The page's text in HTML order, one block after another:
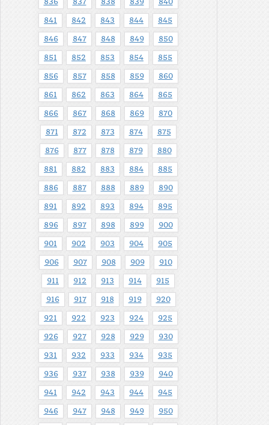
836 837 838 839 840
841 842 843 844 845
846 847 848 849 850
851 852 853 854 855
856 857 858 859 860
861 862 863 864 865
866 867 868 869 870
871 872 873 874 875
876 877 878 879 880
881 882 883 884 885
886 887 888 889 890
891 892 893 894 895
896 897 898 899 900
901 902 903 904 905
906 907 908 909 910
911 912 913 914 915
916 917 918 919 920
921 922 923 924 925
926 927 928 929 930
931 932 933 934 935
936 937 938 939 940
941 942 943 944 945
946 947 948 949 950